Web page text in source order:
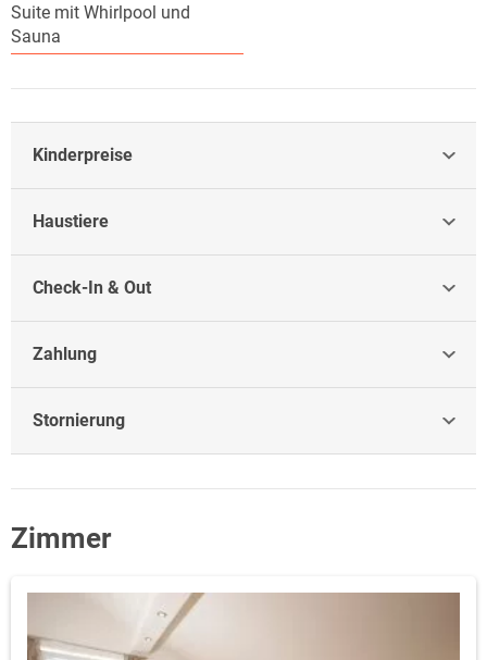
Suite mit Whirlpool und
Sauna
Kinderpreise
Haustiere
Check-In & Out
Zahlung
Stornierung
Zimmer